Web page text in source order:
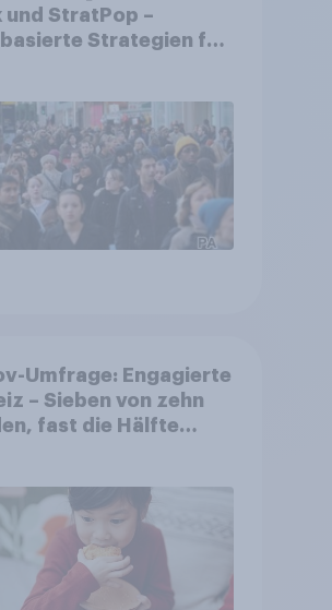
und StratPop –
Strategien für
Umfrage: Engagierte
– Sieben von zehn
fast die Hälfte